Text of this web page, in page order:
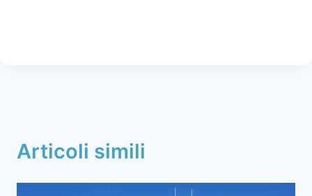
Articoli simili